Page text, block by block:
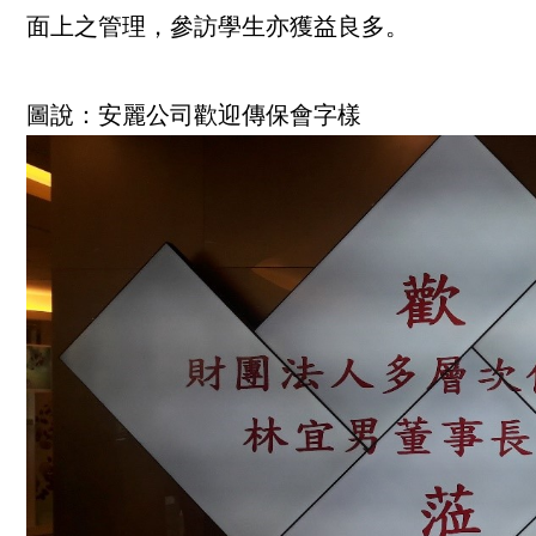
面上之管理，參訪學生亦獲益良多。
圖說：安麗公司歡迎傳保會字樣